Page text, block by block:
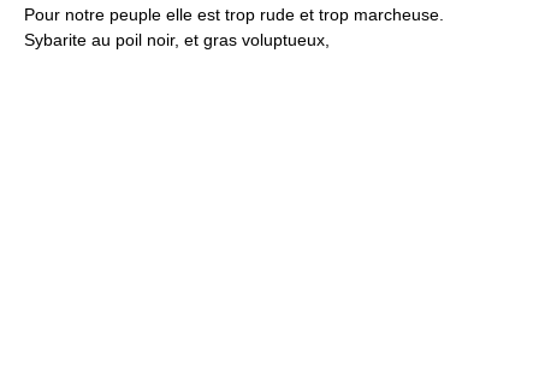
Pour notre peuple elle est trop rude et trop marcheuse.
Sybarite au poil noir, et gras voluptueux,